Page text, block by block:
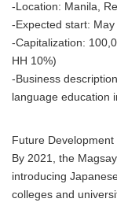
-Location: Manila,
-Expected start: May
-Capitalization:
HH 10%)
-Business
language education
Future Development
By 2021, the
introducing
colleges and